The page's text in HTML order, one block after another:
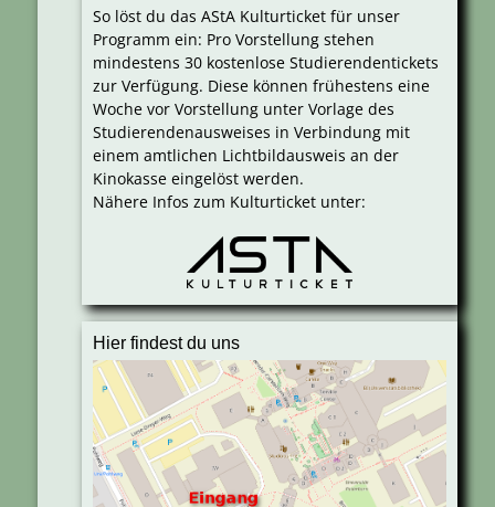
So löst du das AStA Kulturticket für unser
Programm ein: Pro Vorstellung stehen
mindestens 30 kostenlose Studierendentickets
zur Verfügung. Diese können frühestens eine
Woche vor Vorstellung unter Vorlage des
Studierendenausweises in Verbindung mit
einem amtlichen Lichtbildausweis an der
Kinokasse eingelöst werden.
Nähere Infos zum Kulturticket unter:
Hier findest du uns